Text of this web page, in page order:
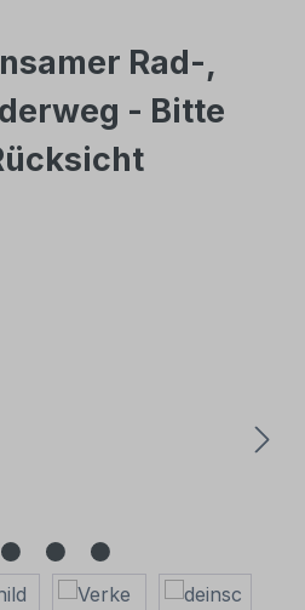
Rad-,
- Bitte